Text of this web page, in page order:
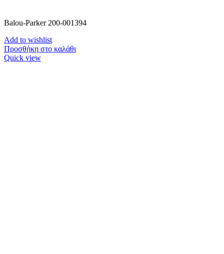
Balou-Parker 200-001394
Add to wishlist
Προσθήκη στο καλάθι
Quick view